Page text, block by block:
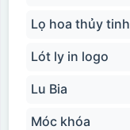
Lọ hoa thủy tinh
Lót ly in logo
Lu Bia
Móc khóa